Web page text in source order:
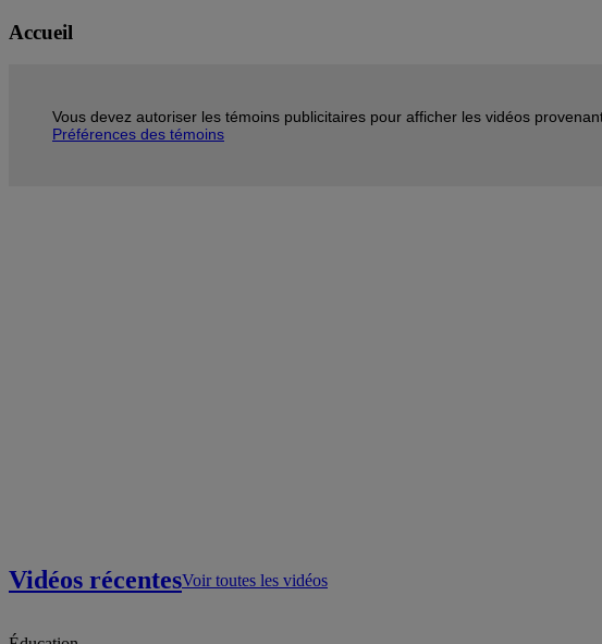
Accueil
Vous devez autoriser les témoins publicitaires pour afficher les vidéos
Préférences des témoins
Vidéos récentesVoir toutes les vidéos